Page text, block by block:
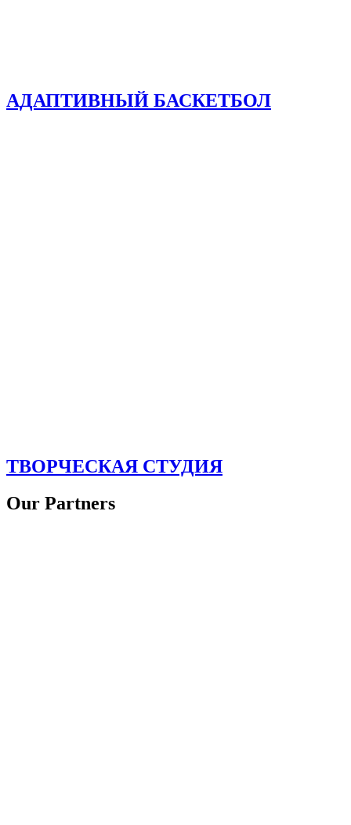
АДАПТИВНЫЙ БАСКЕТБОЛ
ТВОРЧЕСКАЯ СТУДИЯ
Our Partners